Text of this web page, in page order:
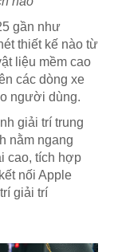
gần như
thiết kế nào từ
liệu mềm cao
các dòng xe
người dùng.
giải trí trung
nằm ngang
cao, tích hợp
nối Apple
giải trí